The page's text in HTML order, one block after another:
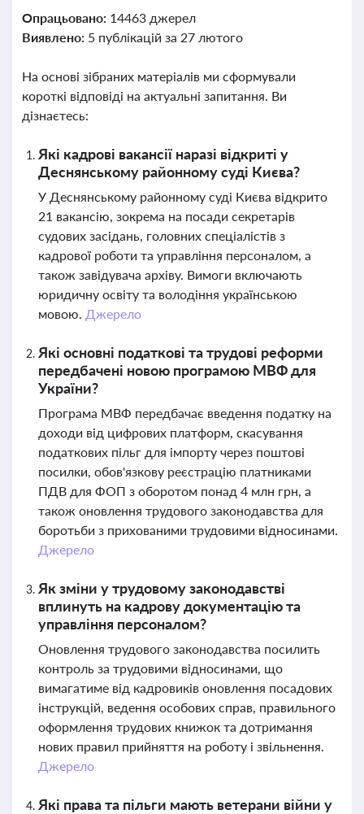
Опрацьовано: 14463 джерел
Виявлено: 5 публікацій за 27 лютого
На основі зібраних матеріалів ми сформували
короткі відповіді на актуальні запитання. Ви
дізнаєтесь:
Які кадрові вакансії наразі відкриті у
Деснянському районному суді Києва?
У Деснянському районному суді Києва відкрито
21 вакансію, зокрема на посади секретарів
судових засідань, головних спеціалістів з
кадрової роботи та управління персоналом, а
також завідувача архіву. Вимоги включають
юридичну освіту та володіння українською
мовою. Джерело
Які основні податкові та трудові реформи
передбачені новою програмою МВФ для
України?
Програма МВФ передбачає введення податку на
доходи від цифрових платформ, скасування
податкових пільг для імпорту через поштові
посилки, обов'язкову реєстрацію платниками
ПДВ для ФОП з оборотом понад 4 млн грн, а
також оновлення трудового законодавства для
боротьби з прихованими трудовими відносинами.
Джерело
Як зміни у трудовому законодавстві
вплинуть на кадрову документацію та
управління персоналом?
Оновлення трудового законодавства посилить
контроль за трудовими відносинами, що
вимагатиме від кадровиків оновлення посадових
інструкцій, ведення особових справ, правильного
оформлення трудових книжок та дотримання
нових правил прийняття на роботу і звільнення.
Джерело
Які права та пільги мають ветерани війни у